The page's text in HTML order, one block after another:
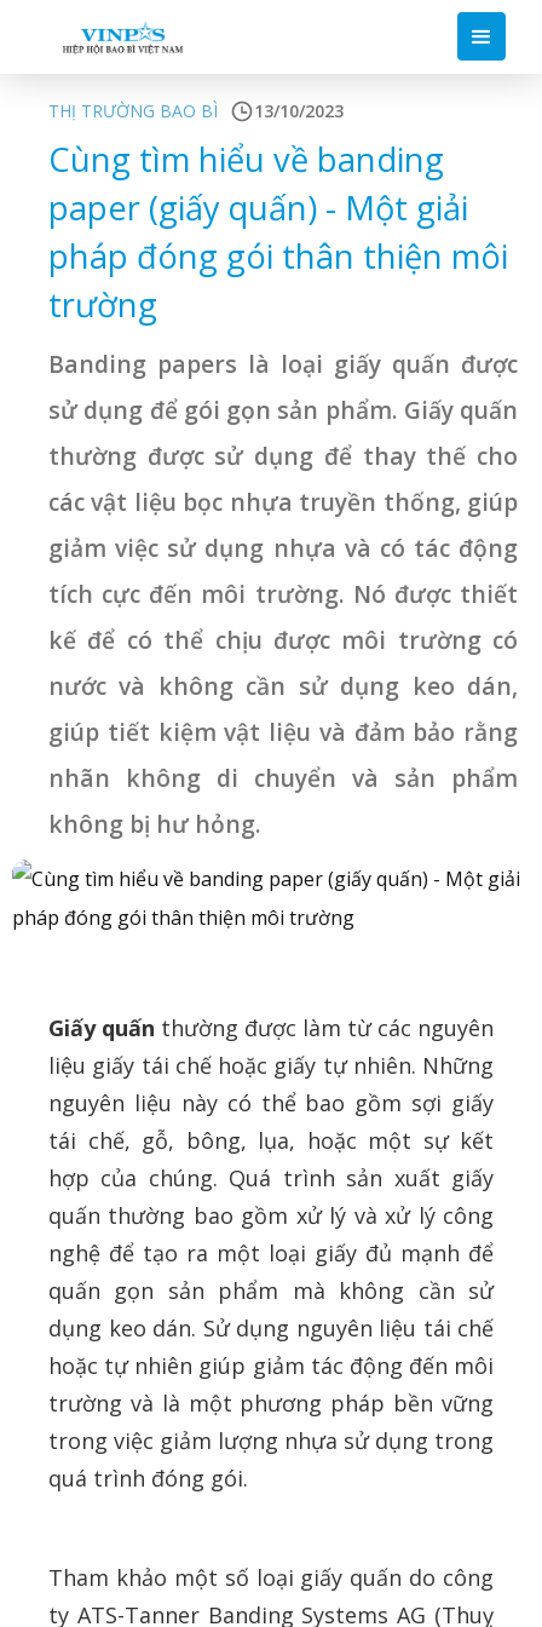
THỊ TRƯỜNG BAO BÌ 13/10/2023
Cùng tìm hiểu về banding
paper (giấy quấn) - Một giải
pháp đóng gói thân thiện môi
trường
Banding papers là loại giấy quấn được
sử dụng để gói gọn sản phẩm. Giấy quấn
thường được sử dụng để thay thế cho
các vật liệu bọc nhựa truyền thống, giúp
giảm việc sử dụng nhựa và có tác động
tích cực đến môi trường. Nó được thiết
kế để có thể chịu được môi trường có
nước và không cần sử dụng keo dán,
giúp tiết kiệm vật liệu và đảm bảo rằng
nhãn không di chuyển và sản phẩm
không bị hư hỏng.
Giấy quấn thường được làm từ các nguyên
liệu giấy tái chế hoặc giấy tự nhiên. Những
nguyên liệu này có thể bao gồm sợi giấy
tái chế, gỗ, bông, lụa, hoặc một sự kết
hợp của chúng. Quá trình sản xuất giấy
quấn thường bao gồm xử lý và xử lý công
nghệ để tạo ra một loại giấy đủ mạnh để
quấn gọn sản phẩm mà không cần sử
dụng keo dán. Sử dụng nguyên liệu tái chế
hoặc tự nhiên giúp giảm tác động đến môi
trường và là một phương pháp bền vững
trong việc giảm lượng nhựa sử dụng trong
quá trình đóng gói.
Tham khảo một số loại giấy quấn do công
ty ATS-Tanner Banding Systems AG (Thuỵ